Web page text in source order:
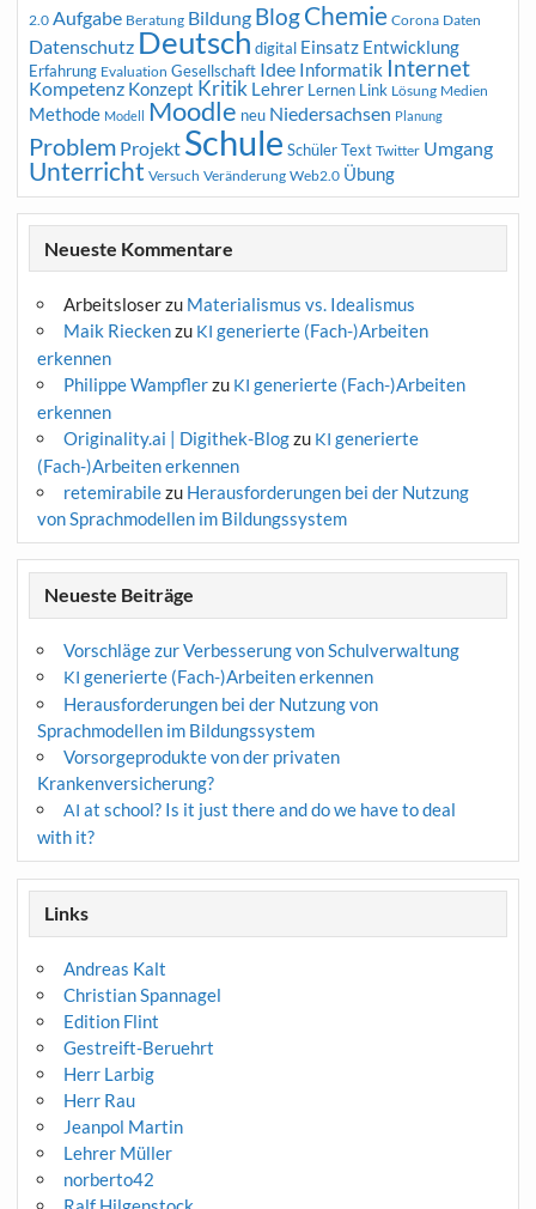
2.0 Aufgabe Beratung Bildung BlogChemie Corona Daten
Datenschutz Deutsch digital Einsatz Entwicklung
Erfahrung Evaluation Gesellschaft Idee Informatik Internet
Kompetenz Konzept Kritik Lehrer Lernen Link Lösung Medien
Methode Modell Moodle neu Niedersachsen Planung
Problem Projekt Schule Schüler Text Twitter Umgang
Unterricht Versuch Veränderung Web2.0 Übung
Neueste Kommentare
Arbeitsloserzu Materialismus vs. Idealismus
Maik Rieckenzu KI generierte (Fach-)Arbeiten
erkennen
Philippe Wampflerzu KI generierte (Fach-)Arbeiten
erkennen
Originality.ai | Digithek-Blogzu KI generierte
(Fach-)Arbeiten erkennen
retemirabilezu Herausforderungen bei der Nutzung
von Sprachmodellen im Bildungssystem
Neueste Beiträge
Vorschläge zur Verbesserung von Schulverwaltung
KI generierte (Fach-)Arbeiten erkennen
Herausforderungen bei der Nutzung von
Sprachmodellen im Bildungssystem
Vorsorgeprodukte von der privaten
Krankenversicherung?
AI at school? Is it just there and do we have to deal
with it?
Links
Andreas Kalt
Christian Spannagel
Edition Flint
Gestreift-Beruehrt
Herr Larbig
Herr Rau
Jeanpol Martin
Lehrer Müller
norberto42